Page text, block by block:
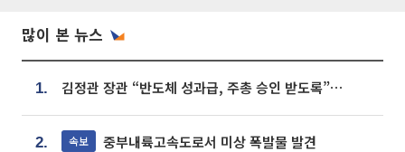
많이 본 뉴스
1. 김정관 장관 “반도체 성과급, 주총 승인 받도록”…상법·자본시장법 개정 시사
2. 속보 중부내륙고속도로서 미상 폭발물 발견